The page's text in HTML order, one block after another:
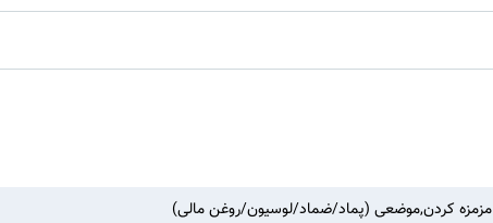
مزمزه کردن,موضعی (پماد/ضماد/لوسیون/روغن مالی)